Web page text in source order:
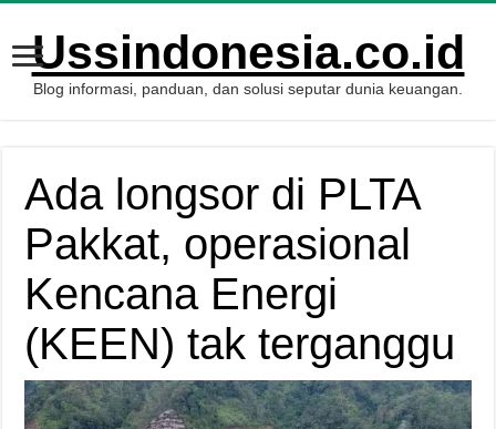
Ussindonesia.co.id
Blog informasi, panduan, dan solusi seputar dunia keuangan.
Ada longsor di PLTA
Pakkat, operasional
Kencana Energi
(KEEN) tak terganggu